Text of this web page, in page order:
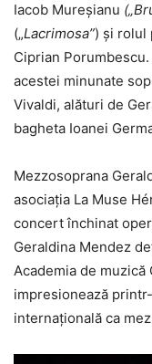
Iacob Mureșianu
(„Lacrimosa”) și rolul
Ciprian
acestei minunate
Vivaldi, alături de
bagheta Ioanei
Mezzosoprana
asociația La Muse
concert închinat
Geraldina Mendez
Academia de
impresionează
internațională ca